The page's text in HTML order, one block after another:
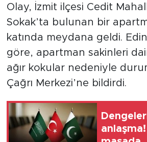
Olay, İzmit ilçesi Cedit
Sokak’ta bulunan bir
katında meydana geldi.
göre, apartman sakinleri
ağır kokular nedeniyle
Çağrı Merkezi’ne bildirdi.